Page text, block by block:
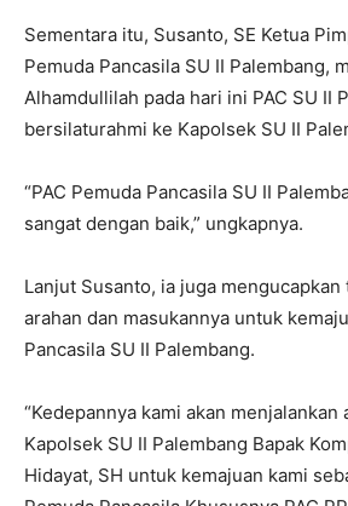
Sementara itu, Susanto, SE Ketua
Pemuda Pancasila SU II Palembang,
Alhamdullilah pada hari ini PAC SU II
bersilaturahmi ke Kapolsek SU II
“PAC Pemuda Pancasila SU II
sangat dengan baik,” ungkapnya.
Lanjut Susanto, ia juga mengucapkan
arahan dan masukannya untuk
Pancasila SU II Palembang.
“Kedepannya kami akan menjalankan
Kapolsek SU II Palembang Bapak
Hidayat, SH untuk kemajuan kami